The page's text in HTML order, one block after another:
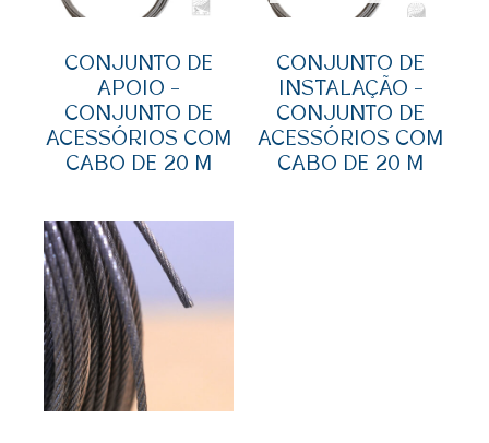
CONJUNTO DE
APOIO –
CONJUNTO DE
ACESSÓRIOS COM
CABO DE 20 M
CONJUNTO DE
INSTALAÇÃO –
CONJUNTO DE
ACESSÓRIOS COM
CABO DE 20 M